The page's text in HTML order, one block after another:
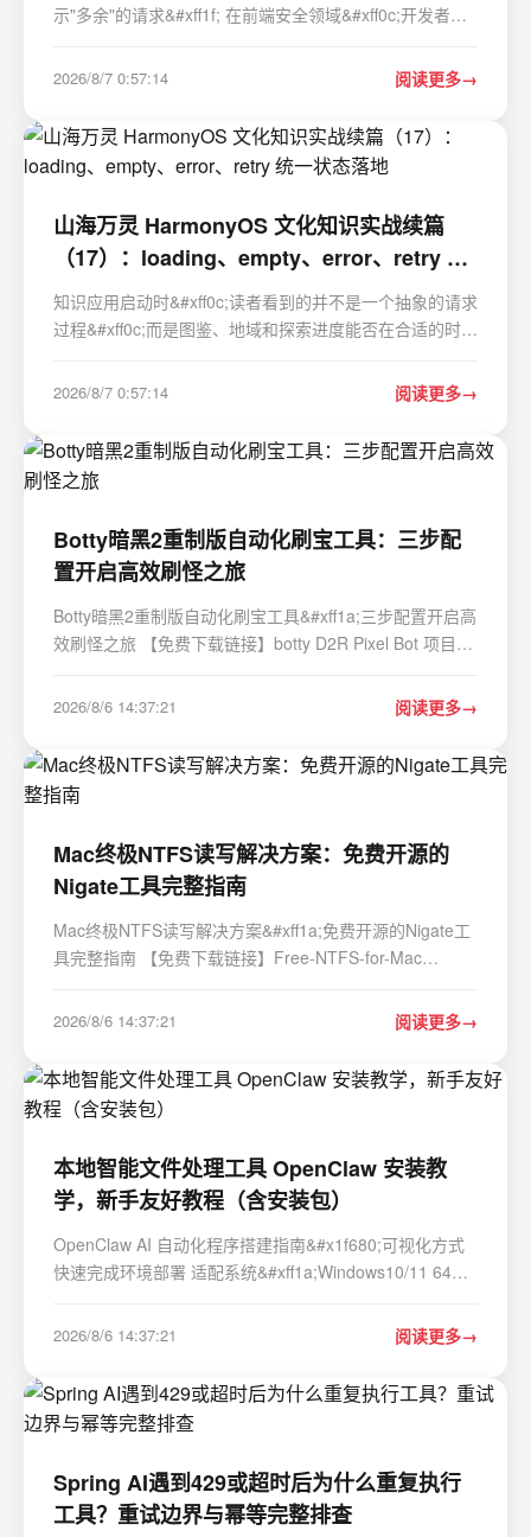
示"多余"的请求&#xff1f; 在前端安全领域&#xff0c;开发者习
器端文件完整性校验来确保代码安全。只要本地 dist 目录
2026/8/7 0:57:14 阅读更多
山海万灵 HarmonyOS 文化知识实战续篇
（17）：loading、empty、error、retry 统
一状态落地
知识应用启动时&#xff0c;读者看到的并不是一个抽象的请求
过程&#xff0c;而是图鉴、地域和探索进度能否在合适的时刻
一份状态&#xff0c;让首页、图鉴、探索、馆长和档案页共享
2026/8/7 0:57:14 阅读更多
Botty暗黑2重制版自动化刷宝工具：三步配
置开启高效刷怪之旅
Botty暗黑2重制版自动化刷宝工具&#xff1a;三步配置开启高
效刷怪之旅 【免费下载链接】botty D2R Pixel Bot 项目地
重制版中无尽的重复刷怪感到疲惫吗&#xff1f;Botty是一款
2026/8/6 14:37:21 阅读更多
Mac终极NTFS读写解决方案：免费开源的
Nigate工具完整指南
Mac终极NTFS读写解决方案&#xff1a;免费开源的Nigate工
具完整指南 【免费下载链接】Free-NTFS-for-Mac
all Mac models (Intel and Apple Silicon), providing full
2026/8/6 14:37:21 阅读更多
本地智能文件处理工具 OpenClaw 安装教
学，新手友好教程（含安装包）
OpenClaw AI 自动化程序搭建指南&#x1f680;可视化方式
快速完成环境部署 适配系统&#xff1a;Windows10/11 64
序版本&#xff1a;v2.7.9 安装包大小&#xff1a;45.8MB
2026/8/6 14:37:21 阅读更多
Spring AI遇到429或超时后为什么重复执行
工具？重试边界与幂等完整排查